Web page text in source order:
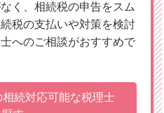
く、相続税の申告をスム
税の支払いや対策を検討
へのご相談がおすすめで
続対応可能な税理士